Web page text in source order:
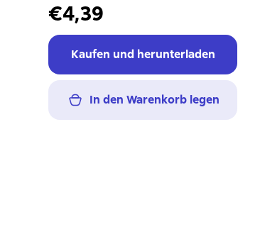
€4,39
Kaufen und herunterladen
In den Warenkorb legen